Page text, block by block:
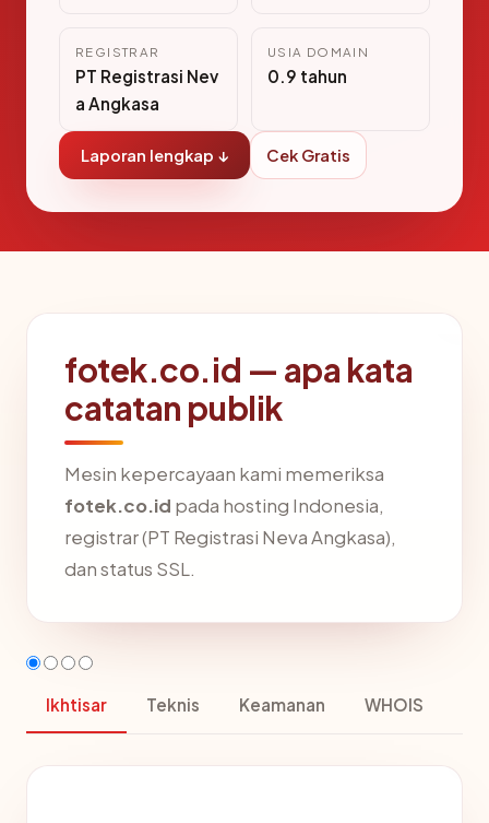
REGISTRAR
PT Registrasi Nev
a Angkasa
USIA DOMAIN
0.9 tahun
Laporan lengkap ↓ Cek Gratis
fotek.co.id — apa kata
catatan publik
Mesin kepercayaan kami memeriksa
fotek.co.id pada hosting Indonesia,
registrar (PT Registrasi Neva Angkasa),
dan status SSL.
Ikhtisar Teknis Keamanan WHOIS